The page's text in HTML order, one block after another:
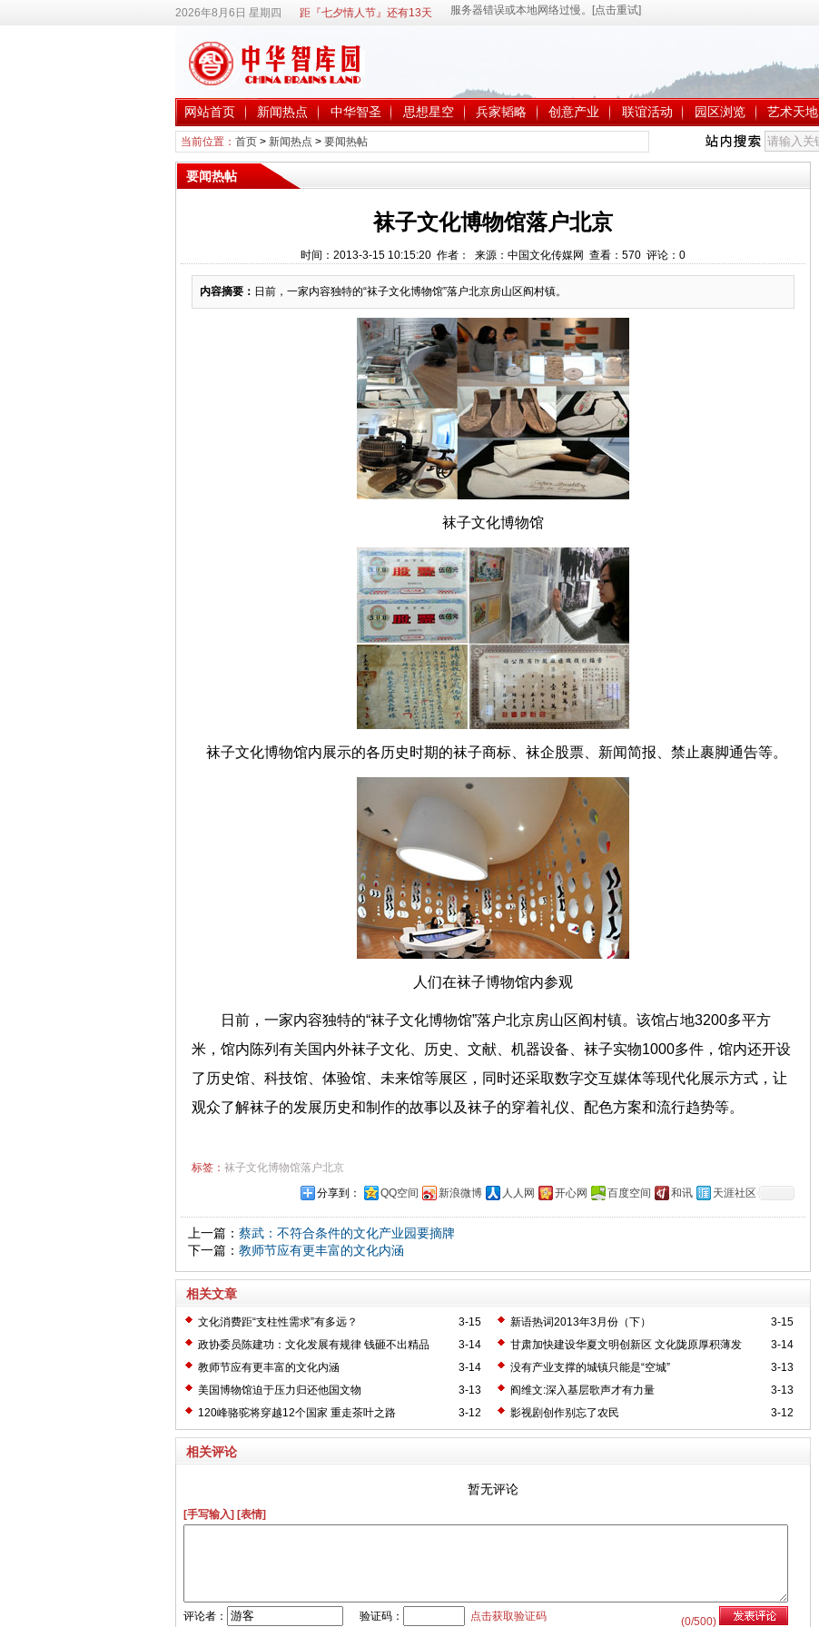
2026年8月6日 星期四 距『七夕情人节』还有13天
网站首页 新闻热点 中华智圣 思想星空 兵家韬略 创意产业 联谊活动 园区浏览 艺术天地
当前位置： 首页> 新闻热点 > 要闻热帖
要闻热帖
袜子文化博物馆落户北京
时间：2013-3-15 10:15:20 作者： 来源：中国文化传媒网 查看： 570评论： 0
内容摘要： 日前，一家内容独特的“袜子文化博物馆”落户北京房山区阎村镇。
袜子文化博物馆
袜子文化博物馆内展示的各历史时期的袜子商标、袜企股票、新闻简报、禁止裹脚通告等。
人们在袜子博物馆内参观
日前，一家内容独特的“袜子文化博物馆”落户北京房山区阎村镇。该馆占地3200多平方
米，馆内陈列有关国内外袜子文化、历史、文献、机器设备、袜子实物1000多件，馆内还开设
了历史馆、科技馆、体验馆、未来馆等展区，同时还采取数字交互媒体等现代化展示方式，让
观众了解袜子的发展历史和制作的故事以及袜子的穿着礼仪、配色方案和流行趋势等。
标签： 袜子文化博物馆落户北京
分享到：
QQ空间 新浪微博 人人网 开心网 百度空间 和讯 天涯社区
上一篇： 蔡武：不符合条件的文化产业园要摘牌
下一篇： 教师节应有更丰富的文化内涵
相关文章
3-15
文化消费距“支柱性需求”有多远？ 3-15
新语热词2013年3月份（下）
3-14
政协委员陈建功：文化发展有规律 钱砸不出精品 3-14
甘肃加快建设华夏文明创新区 文化陇原厚积薄发
3-14
教师节应有更丰富的文化内涵 3-13
没有产业支撑的城镇只能是“空城”
3-13
美国博物馆迫于压力归还他国文物 3-13
阎维文:深入基层歌声才有力量
3-12
120峰骆驼将穿越12个国家 重走茶叶之路 3-12
影视剧创作别忘了农民
相关评论
暂无评论
[手写输入] [表情]
(0/500)
评论者： 验证码： 点击获取验证码